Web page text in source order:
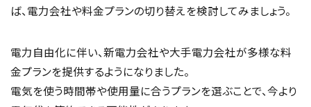
ば、電力会社や料金プランの切り替えを検討してみましょう。
電力自由化に伴い、新電力会社や大手電力会社が多様な料
金プランを提供するようになりました。
電気を使う時間帯や使用量に合うプランを選ぶことで、今より